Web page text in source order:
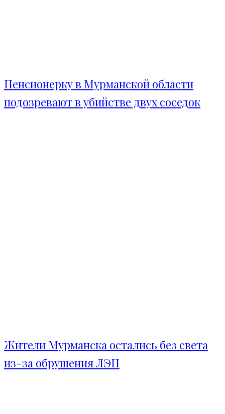
Пенсионерку в Мурманской области
подозревают в убийстве двух соседок
Жители Мурманска остались без света
из-за обрушения ЛЭП